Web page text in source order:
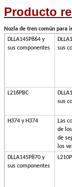
Producto
Nozla de tren común para
DLLA145P864 y
sus componentes
sus
L216PBC
sus
H374 y H374
Las
de
de
los
DLLA145P870 y
sus componentes